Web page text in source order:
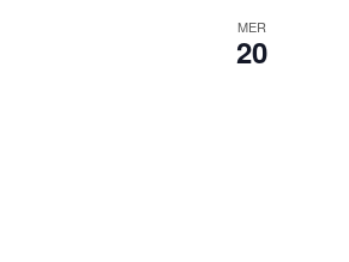
MER
20